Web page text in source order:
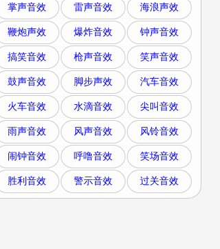
掌声音效
雷声音效 海浪声效
鞭炮声效 爆炸音效 钟声音效
搞笑音效 枪声音效 笑声音效
鼓声音效 脚步声效 汽车音效
火车音效 水滴音效 尖叫音效
雨声音效 风声音效 风铃音效
闹钟音效 呼噜音效 笑场音效
胜利音效 警示音效 过关音效